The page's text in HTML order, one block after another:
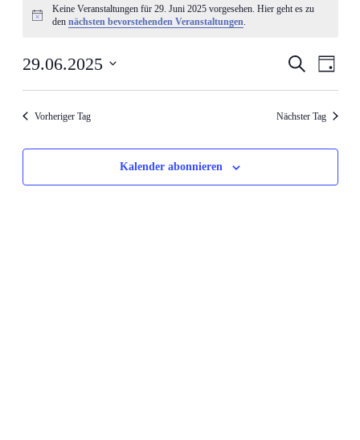
Hinweis
Keine Veranstaltungen für 29. Juni 2025 vorgesehen. Hier geht es zu
den nächsten bevorstehenden Veranstaltungen.
Navigation
Suche
Tag
29.06.2025
Datum
Vorheriger Tag Nächster Tag
Kalender abonnieren